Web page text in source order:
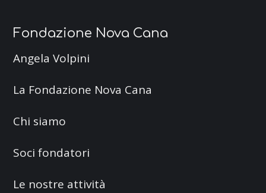
Fondazione Nova Cana
Angela Volpini
La Fondazione Nova Cana
Chi siamo
Soci fondatori
Le nostre attività